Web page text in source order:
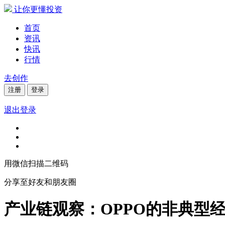
让你更懂投资
首页
资讯
快讯
行情
去创作
注册 登录
退出登录
用微信扫描二维码
分享至好友和朋友圈
产业链观察：OPPO的非典型